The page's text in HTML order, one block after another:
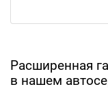
Расширенная
в нашем